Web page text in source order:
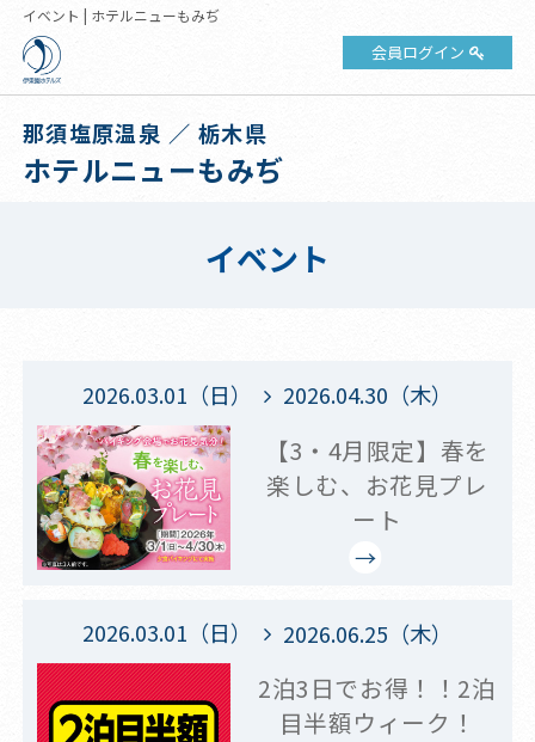
イベント | ホテルニューもみぢ
会員ログイン
那須塩原温泉 ／ 栃木県
ホテルニューもみぢ
イベント
2026.03.01（日） 2026.04.30（木）
【3・4月限定】春を
楽しむ、お花見プレ
ート
2026.03.01（日） 2026.06.25（木）
2泊3日でお得！！2泊
目半額ウィーク！